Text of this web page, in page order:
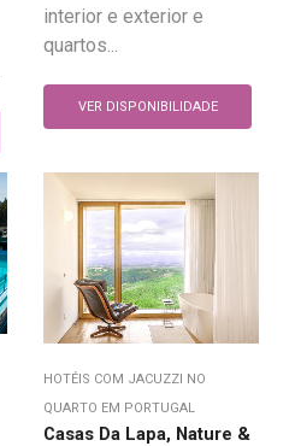
interior e exterior e
quartos...
VER DISPONIBILIDADE
HOTÉIS COM JACUZZI NO
QUARTO EM PORTUGAL
Casas Da Lapa, Nature &